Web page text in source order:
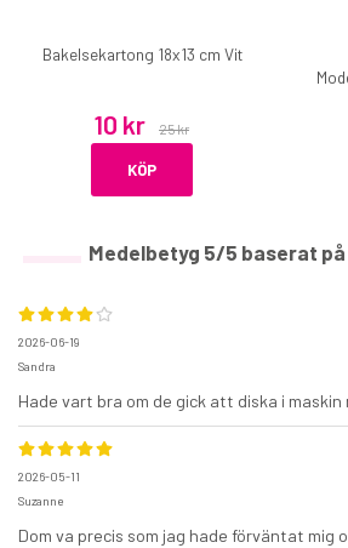
Bakelsekartong 18x13 cm Vit
10 kr 25 kr
KÖP
Medelbetyg 5/5 baserat på
2026-06-19
Sandra
Hade vart bra om de gick att diska i
2026-05-11
Suzanne
Dom va precis som jag hade förväntat mig